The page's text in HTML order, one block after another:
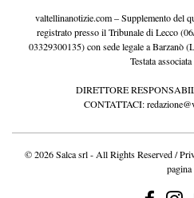
valtellinanotizie.com – Supplemento del
registrato presso il Tribunale di Lecco
03329300135) con sede legale a Barzanò
Testata
DIRETTORE
CONTATTACI:
© 2026 Salca srl - All Rights Reserved /
pagina